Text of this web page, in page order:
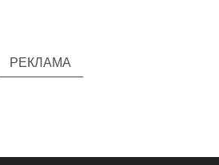
РЕКЛАМА